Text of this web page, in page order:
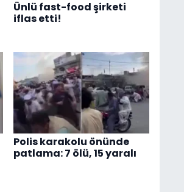
Ünlü fast-food şirketi
iflas etti!
Polis karakolu önünde
patlama: 7 ölü, 15 yaralı